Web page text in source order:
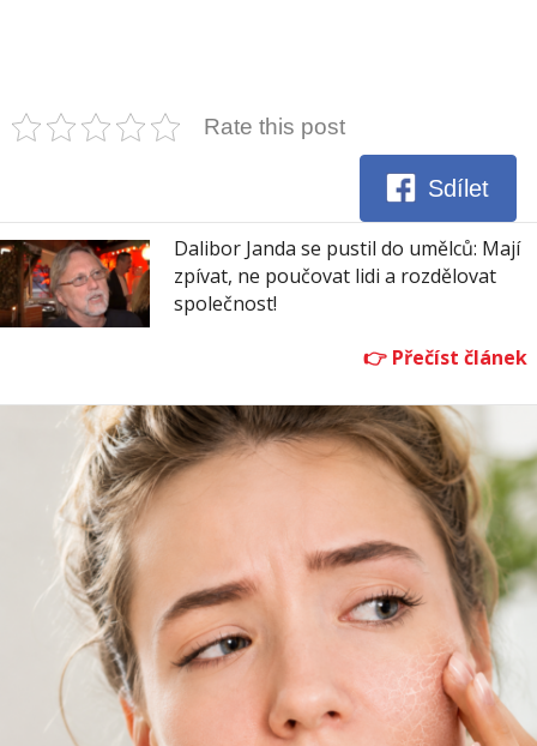
Rate this post
Sdílet
Dalibor Janda se pustil do umělců: Mají
zpívat, ne poučovat lidi a rozdělovat
společnost!